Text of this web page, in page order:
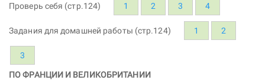
Проверь себя (стр.124) 1 2 3 4
Задания для домашней работы (стр.124) 1 2
3
ПО ФРАНЦИИ И ВЕЛИКОБРИТАНИИ